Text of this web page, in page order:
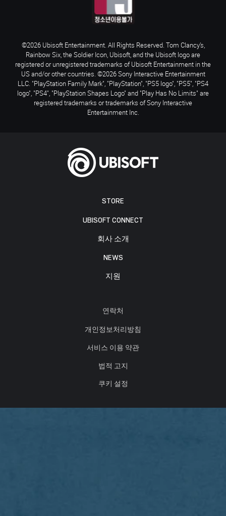
STORE
UBISOFT CONNECT
회사 소개
NEWS
지원
연락처
개인정보처리방침
서비스 이용 약관
법적 고지
쿠키 설정
©2026 Ubisoft Entertainment. All Rights Reserved. Tom Clancy’s,
Rainbow Six, the Soldier Icon, Ubisoft, and the Ubisoft logo are
registered or unregistered trademarks of Ubisoft Entertainment in the
US and/or other countries. ©2026 Sony Interactive Entertainment
LLC. "PlayStation Family Mark", "PlayStation", "PS5 logo", "PS5", "PS4
logo", "PS4", "PlayStation Shapes Logo" and "Play Has No Limits" are
registered trademarks or trademarks of Sony Interactive
Entertainment Inc.